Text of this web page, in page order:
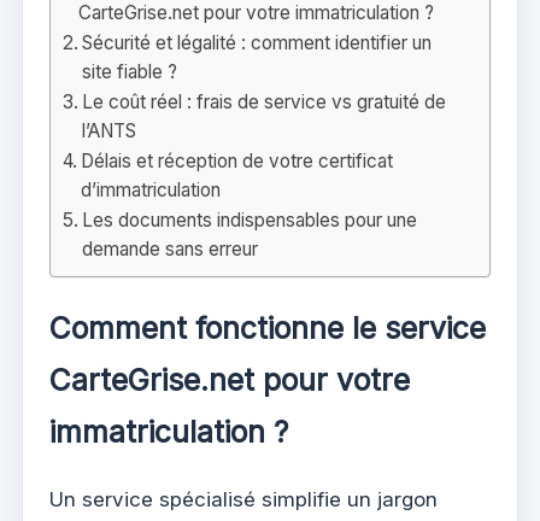
CarteGrise.net pour votre immatriculation ?
Sécurité et légalité : comment identifier un
site fiable ?
Le coût réel : frais de service vs gratuité de
l’ANTS
Délais et réception de votre certificat
d’immatriculation
Les documents indispensables pour une
demande sans erreur
Comment fonctionne le service
CarteGrise.net pour votre
immatriculation ?
Un service spécialisé simplifie un jargon